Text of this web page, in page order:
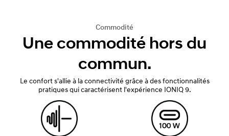
Commodité
Une commodité hors du
commun.
Le confort s'allie à la connectivité grâce à des fonctionnalités
pratiques qui caractérisent l'expérience IONIQ 9.